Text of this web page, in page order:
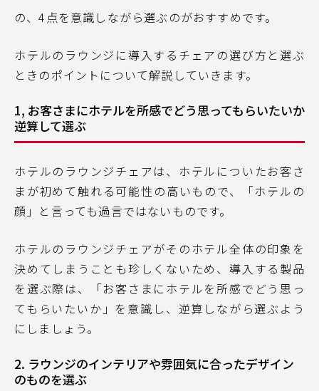
の、4点を意識しながら選ぶのがおすすめです。
ホテルのラウンジに導入するチェアの選び方と選ぶ
ときのポイントについて解説していきます。
1, お客さまにホテルを所感でどう思ってもらいたいか
逆算して選ぶ
ホテルのラウンジチェアは、ホテルについたお客さ
まが初めて触れる可能性の高いもので、「ホテルの
顔」と言っても過言ではないものです。
ホテルのラウンジチェアがそのホテル全体の印象を
決めてしまうことも珍しくないため、導入する製品
を選ぶ際は、「お客さまにホテルを所感でどう思っ
てもらいたいか」を意識し、逆算しながら選ぶよう
にしましょう。
2. ラウンジのインテリアや雰囲気に合ったデザイン
のものを選ぶ